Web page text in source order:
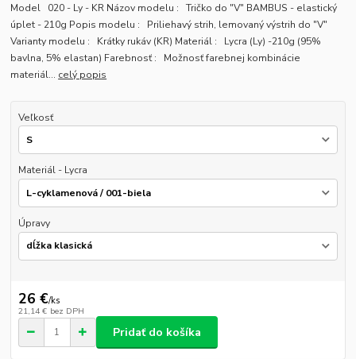
Model 020 - Ly - KR Názov modelu : Tričko do "V" BAMBUS - elastický
úplet - 210g Popis modelu : Priliehavý strih, lemovaný výstrih do "V"
Varianty modelu : Krátky rukáv (KR) Materiál : Lycra (Ly) -210g (95%
bavlna, 5% elastan) Farebnosť : Možnosť farebnej kombinácie
materiál... celý popis
Veľkosť
Materiál - Lycra
Úpravy
26 €/ks
21,14 € bez DPH
Pridať do košíka